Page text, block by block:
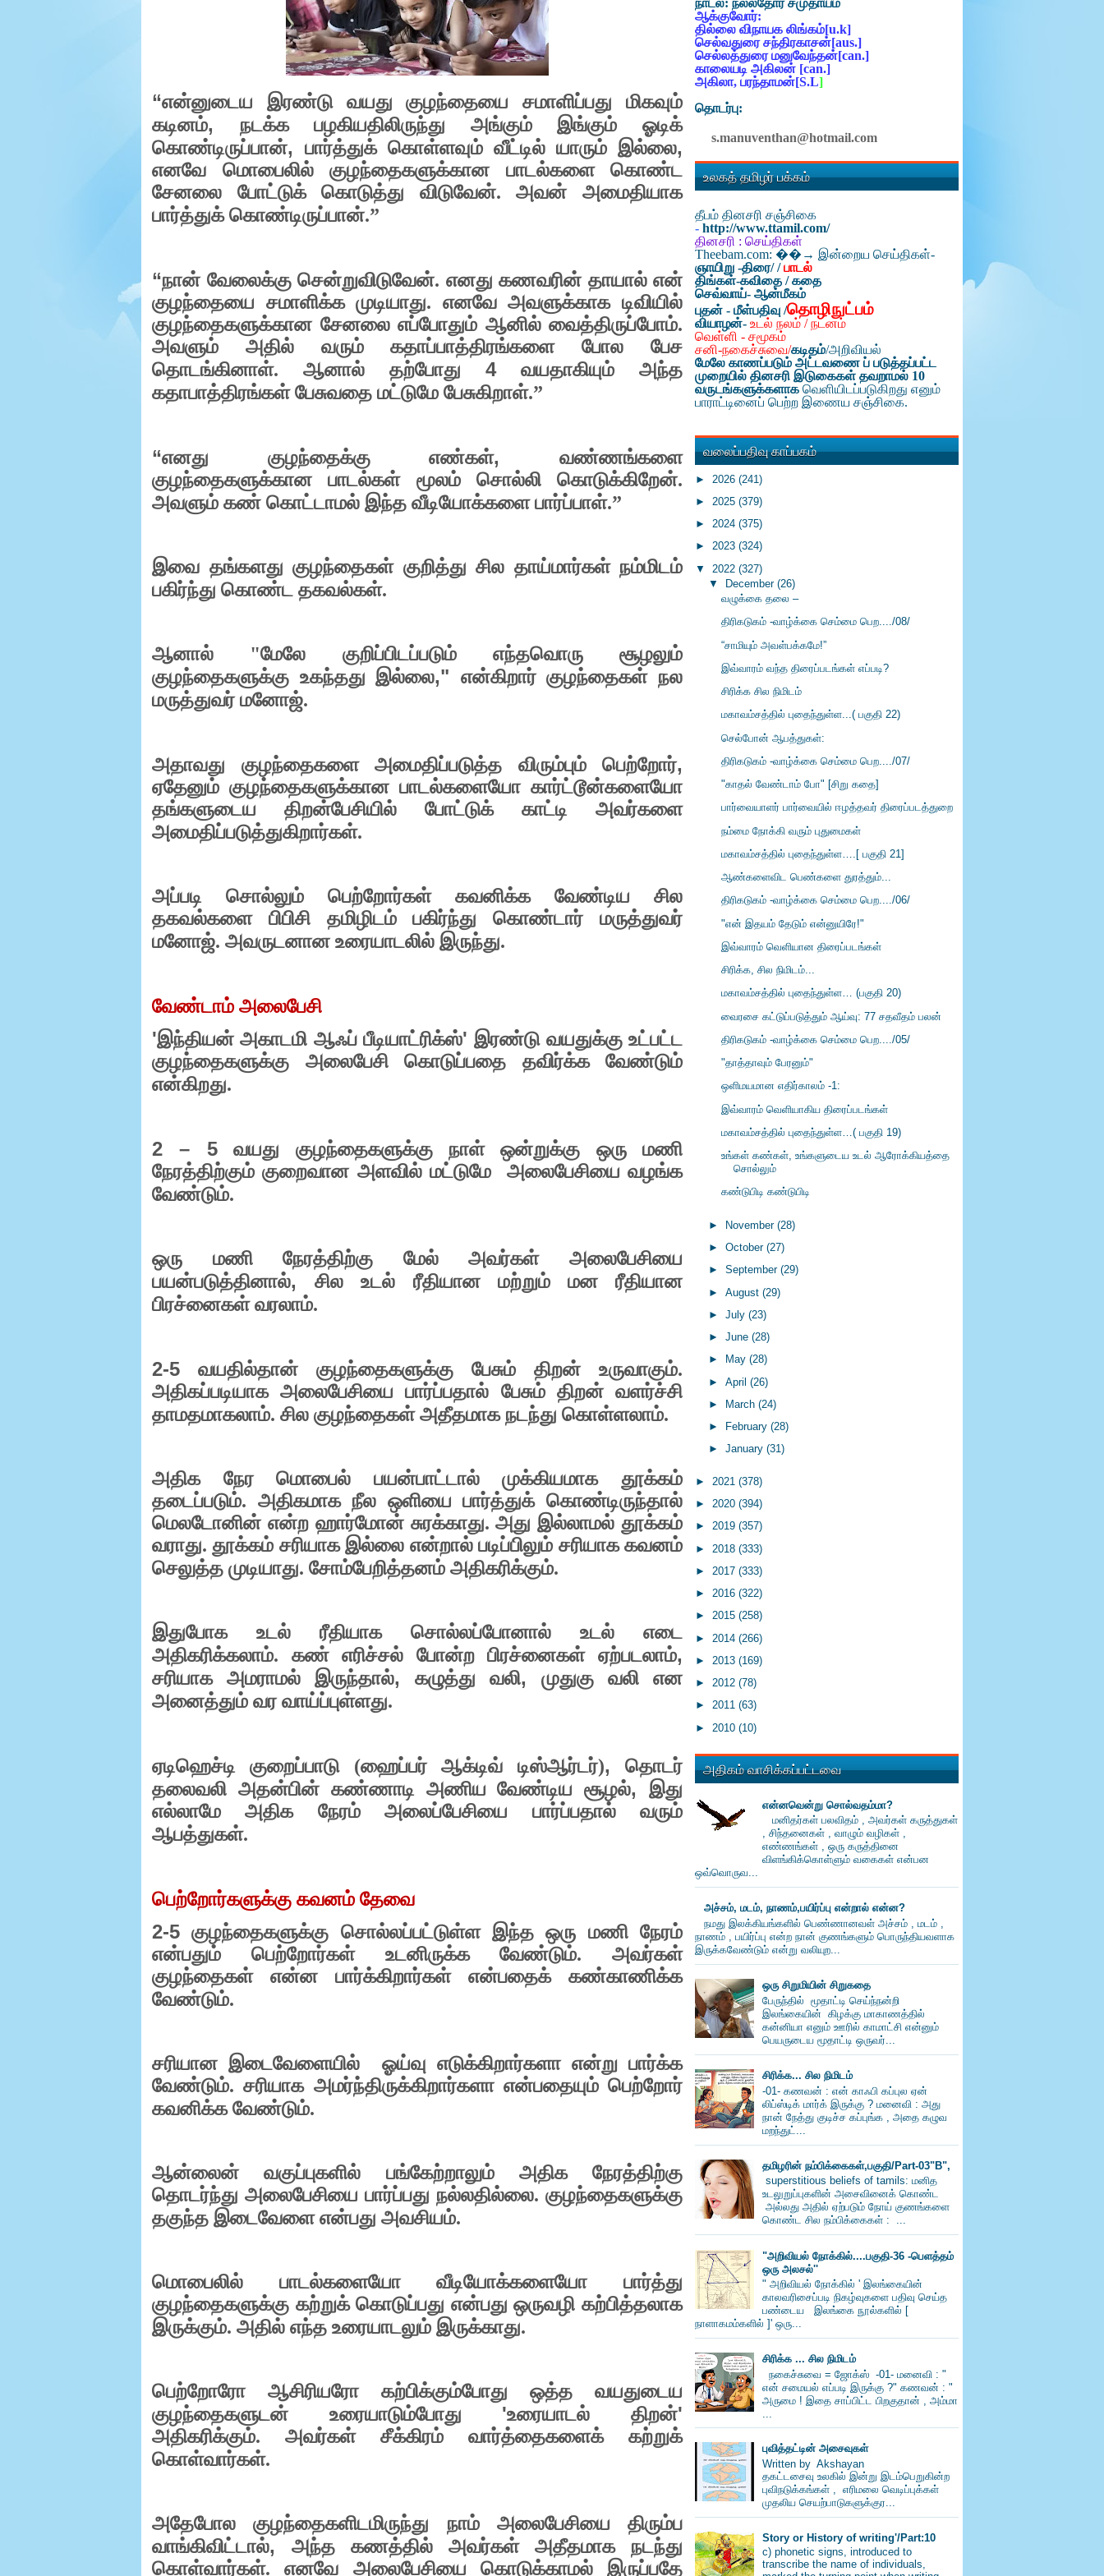
“என்னுடைய இரண்டு வயது குழந்தையை சமாளிப்பது மிகவும்
கடினம், நடக்க பழகியதிலிருந்து அங்கும் இங்கும் ஓடிக்
கொண்டிருப்பான், பார்த்துக் கொள்ளவும் வீட்டில் யாரும் இல்லை,
எனவே மொபைலில் குழந்தைகளுக்கான பாடல்களை கொண்ட
சேனலை போட்டுக் கொடுத்து விடுவேன். அவன் அமைதியாக
பார்த்துக் கொண்டிருப்பான்.”
“நான் வேலைக்கு சென்றுவிடுவேன். எனது கணவரின் தாயால் என்
குழந்தையை சமாளிக்க முடியாது. எனவே அவளுக்காக டிவியில்
குழந்தைகளுக்கான சேனலை எப்போதும் ஆனில் வைத்திருப்போம்.
அவளும் அதில் வரும் கதாப்பாத்திரங்களை போல பேச
தொடங்கினாள். ஆனால் தற்போது 4வயதாகியும் அந்த
கதாபாத்திரங்கள் பேசுவதை மட்டுமே பேசுகிறாள்.”
“எனது குழந்தைக்கு எண்கள்,வண்ணங்களை
குழந்தைகளுக்கான பாடல்கள் மூலம் சொல்லி கொடுக்கிறேன்.
அவளும் கண் கொட்டாமல் இந்த வீடியோக்களை பார்ப்பாள்.”
இவை தங்களது குழந்தைகள் குறித்து சில தாய்மார்கள் நம்மிடம்
பகிர்ந்து கொண்ட தகவல்கள்.
ஆனால் "மேலே குறிப்பிடப்படும் எந்தவொரு சூழலும்
குழந்தைகளுக்கு உகந்தது இல்லை," என்கிறார் குழந்தைகள் நல
மருத்துவர் மனோஜ்.
அதாவது குழந்தைகளை அமைதிப்படுத்த விரும்பும் பெற்றோர்,
ஏதேனும் குழந்தைகளுக்கான பாடல்களையோ கார்ட்டூன்களையோ
தங்களுடைய திறன்பேசியில் போட்டுக் காட்டி அவர்களை
அமைதிப்படுத்துகிறார்கள்.
அப்படி சொல்லும் பெற்றோர்கள் கவனிக்க வேண்டிய சில
தகவல்களை பிபிசி தமிழிடம் பகிர்ந்து கொண்டார் மருத்துவர்
மனோஜ். அவருடனான உரையாடலில் இருந்து.
வேண்டாம் அலைபேசி
'இந்தியன் அகாடமி ஆஃப் பீடியாட்ரிக்ஸ்'இரண்டு வயதுக்கு உட்பட்ட
குழந்தைகளுக்கு அலைபேசி கொடுப்பதை தவிர்க்க வேண்டும்
என்கிறது.
2 – 5வயது குழந்தைகளுக்கு நாள் ஒன்றுக்கு ஒரு மணி
நேரத்திற்கும் குறைவான அளவில் மட்டுமே
அலைபேசியை வழங்க
வேண்டும்.
ஒரு மணி நேரத்திற்கு மேல் அவர்கள் அலைபேசியை
பயன்படுத்தினால்,சில உடல் ரீதியான மற்றும் மன ரீதியான
பிரச்னைகள் வரலாம்.
2-5 வயதில்தான் குழந்தைகளுக்கு பேசும் திறன் உருவாகும்.
அதிகப்படியாக அலைபேசியை பார்ப்பதால் பேசும் திறன் வளர்ச்சி
தாமதமாகலாம். சில குழந்தைகள் அதீதமாக நடந்து கொள்ளலாம்.
அதிக நேர மொபைல் பயன்பாட்டால் முக்கியமாக தூக்கம்
தடைப்படும். அதிகமாக நீல ஒளியை பார்த்துக் கொண்டிருந்தால்
மெலடோனின் என்ற ஹார்மோன் சுரக்காது. அது இல்லாமல் தூக்கம்
வராது. தூக்கம் சரியாக இல்லை என்றால் படிப்பிலும் சரியாக கவனம்
செலுத்த முடியாது. சோம்பேறித்தனம் அதிகரிக்கும்.
இதுபோக உடல் ரீதியாக சொல்லப்போனால் உடல் எடை
அதிகரிக்கலாம். கண் எரிச்சல் போன்ற பிரச்னைகள் ஏற்படலாம்,
சரியாக அமராமல் இருந்தால், கழுத்து வலி, முதுகு வலி என
அனைத்தும் வர வாய்ப்புள்ளது.
ஏடிஹெச்டி குறைப்பாடு (ஹைப்பர் ஆக்டிவ் டிஸ்ஆர்டர்),தொடர்
தலைவலி அதன்பின் கண்ணாடி அணிய வேண்டிய சூழல்,இது
எல்லாமே அதிக நேரம் அலைப்பேசியை பார்ப்பதால் வரும்
ஆபத்துகள்.
பெற்றோர்களுக்கு கவனம் தேவை
2-5 குழந்தைகளுக்கு சொல்லப்பட்டுள்ள இந்த ஒரு மணி நேரம்
என்பதும் பெற்றோர்கள் உடனிருக்க வேண்டும். அவர்கள்
குழந்தைகள் என்ன பார்க்கிறார்கள் என்பதைக் கண்காணிக்க
வேண்டும்.
சரியான இடைவேளையில்
ஓய்வு எடுக்கிறார்களா என்று பார்க்க
வேண்டும். சரியாக அமர்ந்திருக்கிறார்களா என்பதையும் பெற்றோர்
கவனிக்க வேண்டும்.
ஆன்லைன் வகுப்புகளில் பங்கேற்றாலும் அதிக நேரத்திற்கு
தொடர்ந்து அலைபேசியை பார்ப்பது நல்லதில்லை. குழந்தைகளுக்கு
தகுந்த இடைவேளை என்பது அவசியம்.
மொபைலில் பாடல்களையோ வீடியோக்களையோ பார்த்து
குழந்தைகளுக்கு கற்றுக் கொடுப்பது என்பது ஒருவழி கற்பித்தலாக
இருக்கும். அதில் எந்த உரையாடலும் இருக்காது.
பெற்றோரோ ஆசிரியரோ கற்பிக்கும்போது ஒத்த வயதுடைய
குழந்தைகளுடன் உரையாடும்போது 'உரையாடல் திறன்'
அதிகரிக்கும். அவர்கள் சீக்கிரம் வார்த்தைகளைக் கற்றுக்
கொள்வார்கள்.
அதேபோல குழந்தைகளிடமிருந்து நாம் அலைபேசியை திரும்ப
வாங்கிவிட்டால், அந்த கணத்தில் அவர்கள் அதீதமாக நடந்து
கொள்வார்கள். எனவே அலைபேசியை கொடுக்காமல் இருப்பதே
நாடல்: நல்லதோர் சமுதாயம்
ஆக்குவோர்:
தில்லை விநாயக லிங்கம்[u.k]
செல்வதுரை சந்திரகாசன்[aus.]
செல்லத்துரை மனுவேந்தன்[can.]
காலையடி அகிலன் [can.]
அகிலா, பரந்தாமன்[S.L]
தொடர்பு:
s.manuventhan@hotmail.com
உலகத் தமிழர் பக்கம்
தீபம் தினசரி சஞ்சிகை
- http://www.ttamil.com/
தினசரி : செய்திகள்
Theebam.com: ��→ இன்றைய செய்திகள்-
ஞாயிறு -திரை//பாடல்
திங்கள்-கவிதை / கதை
செவ்வாய்- ஆன்மீகம்
புதன் - மீள்பதிவு /தொழிநுட்பம்
வியாழன்- உடல் நலம் / நடனம்
வெள்ளி - சமூகம்
சனி-நகைச்சுவை/கடிதம்/அறிவியல்
மேலே காணப்படும் அட்டவணை ப் படுத்தப்பட்ட
முறையில் தினசரி இடுகைகள் தவறாமல் 10
வருடங்களுக்களாக வெளியிடப்படுகிறது எனும்
பாராட்டினைப் பெற்ற இணைய சஞ்சிகை.
வலைப்பதிவு காப்பகம்
► 2026 (241)
► 2025 (379)
► 2024 (375)
► 2023 (324)
▼ 2022 (327)
▼
December (26)
வழுக்கை தலை –
திரிகடுகம் -வாழ்க்கை செம்மை பெற..../08/
“சாமியும் அவள்பக்கமே!”
இவ்வாரம் வந்த திரைப்படங்கள் எப்படி?
சிரிக்க சில நிமிடம்
மகாவம்சத்தில் புதைந்துள்ள...( பகுதி 22)
செல்போன் ஆபத்துகள்:
திரிகடுகம் -வாழ்க்கை செம்மை பெற..../07/
"காதல் வேண்டாம் போ" [சிறு கதை]
பார்வையாளர் பார்வையில் ஈழத்தவர் திரைப்படத்துறை
நம்மை நோக்கி வரும் புதுமைகள்
மகாவம்சத்தில் புதைந்துள்ள….[ பகுதி 21]
ஆண்களைவிட பெண்களை துரத்தும்...
திரிகடுகம் -வாழ்க்கை செம்மை பெற..../06/
"என் இதயம் தேடும் என்னுயிரே!"
இவ்வாரம் வெளியான திரைப்படங்கள்
சிரிக்க, சில நிமிடம்...
மகாவம்சத்தில் புதைந்துள்ள… (பகுதி 20)
வைரசை கட்டுப்படுத்தும் ஆய்வு: 77 சதவீதம் பலன்
திரிகடுகம் -வாழ்க்கை செம்மை பெற..../05/
"தாத்தாவும் பேரனும்"
ஒளிமயமான எதிர்காலம் -1:
இவ்வாரம் வெளியாகிய திரைப்படங்கள்
மகாவம்சத்தில் புதைந்துள்ள…( பகுதி 19)
உங்கள் கண்கள், உங்களுடைய உடல் ஆரோக்கியத்தை
சொல்லும்
கண்டுபிடி கண்டுபிடி
► November (28)
► October (27)
► September (29)
► August (29)
► July (23)
► June (28)
►
May (28)
► April (26)
►
March (24)
►
February (28)
► January (31)
► 2021 (378)
► 2020 (394)
► 2019 (357)
► 2018 (333)
► 2017 (333)
► 2016 (322)
► 2015 (258)
► 2014 (266)
► 2013 (169)
► 2012 (78)
► 2011 (63)
► 2010 (10)
அதிகம் வாசிக்கப்பட்டவை
என்னவென்று சொல்வதம்மா?
மனிதர்கள் பலவிதம் , அவர்கள் கருத்துகள்
, சிந்தனைகள் , வாழும் வழிகள் ,
எண்ணங்கள் , ஒரு கருத்தினை
விளங்கிக்கொள்ளும் வகைகள் என்பன
ஒவ்வொருவ...
அச்சம், மடம், நாணம்,பயிர்ப்பு என்றால் என்ன?
நமது இலக்கியங்களில் பெண்ணானவள் அச்சம் , மடம் ,
நாணம் , பயிர்ப்பு என்ற நான் குணங்களும் பொருந்தியவளாக
இருக்கவேண்டும் என்று வலியுற...
ஒரு சிறுமியின் சிறுகதை
பேருந்தில் மூதாட்டி செய்ந்நன்றி
இலங்கையின் கிழக்கு மாகாணத்தில்
கன்னியா எனும் ஊரில் காமாட்சி என்னும்
பெயருடைய மூதாட்டி ஒருவர்...
சிரிக்க... சில நிமிடம்
-01- கணவன் : என் காஃபி கப்புல ஏன்
லிப்ஸ்டிக் மார்க் இருக்கு ? மனைவி : அது
நான் நேத்து குடிச்ச கப்புங்க , அதை கழுவ
மறந்துட்...
தமிழரின் நம்பிக்கைகள்,பகுதி/Part-03"B",
superstitious beliefs of tamils: மனித
உடலுறுப்புகளின் அசைவினைக் கொண்ட
அல்லது அதில் ஏற்படும் நோய் குணங்களை
கொண்ட சில நம்பிக்கைகள் : ...
"அறிவியல் நோக்கில்....பகுதி-36 -பெளத்தம்
ஒரு அலசல்''
" அறிவியல் நோக்கில் ' இலங்கையின்
காலவரிசைப்படி நிகழ்வுகளை பதிவு செய்த
பண்டைய இலங்கை நூல்களில் [
நாளாகமம்களில் ]' ஒரு...
சிரிக்க ... சில நிமிடம்
நகைச்சுவை = ஜோக்ஸ் -01- மனைவி : "
என் சமையல் எப்படி இருக்கு ?" கணவன் : "
அருமை ! இதை சாப்பிட்ட பிறகுதான் , அம்மா
புவித்தட்டின் அசைவுகள்
Written by Akshayan
தகட்டசைவு உலகில் இன்று இடம்பெறுகின்ற
புவிநடுக்கங்கள் , எரிமலை வெடிப்புக்கள்
முதலிய செயற்பாடுகளுக்குர...
Story or History of writing'/Part:10
c) phonetic signs, introduced to
transcribe the name of individuals,